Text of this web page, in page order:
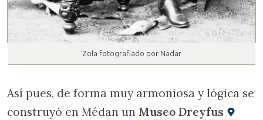
Zola fotografiado por Nadar
Así pues, de forma muy armoniosa y lógica se
construyó en Médan un Museo Dreyfus